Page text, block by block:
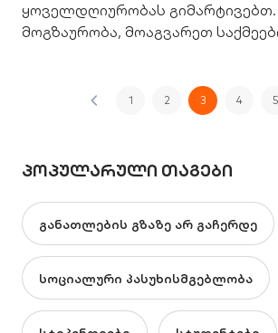
ყოველდღიურობას
მოგზაურობა, მოაგვარეთ
1 2 3 4 5
ᲞᲝᲞᲣᲚᲐᲠᲣᲚᲘ ᲗᲐᲒᲔᲑᲘ
განათლების გზაზე არ გაჩერდე
სოციალური პასუხისმგებლობა